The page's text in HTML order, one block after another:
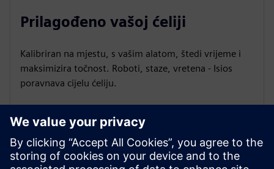
Prilagođeno vašoj ćeliji
Kalibriran na mjestu, s vašim alatom, štedi vrijeme i
maksimizira točnost. Roboti, staze, vretena - Isios
poravnava cijelu ćeliju.
Rekalibracijski sustavi